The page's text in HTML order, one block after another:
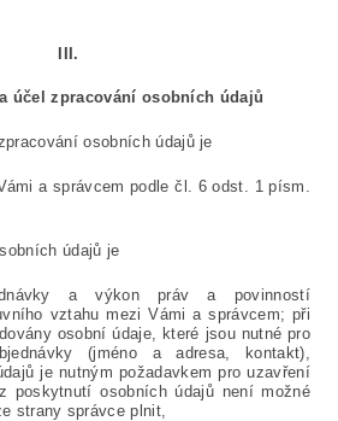
III.
účel zpracování osobních údajů
osobních údajů je
a správcem podle čl. 6 odst. 1 písm.
údajů je
a výkon práv a povinností
vztahu mezi Vámi a správcem; při
osobní údaje, které jsou nutné pro
(jméno a adresa, kontakt),
je nutným požadavkem pro uzavření
poskytnutí osobních údajů není možné
strany správce plnit,